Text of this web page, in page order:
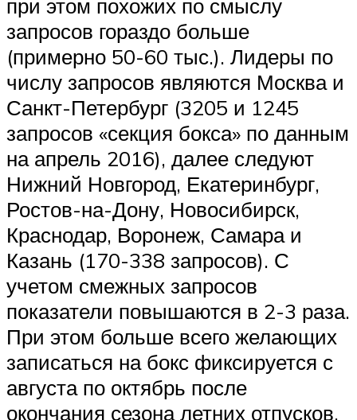
при этом похожих по смыслу
запросов гораздо больше
(примерно 50-60 тыс.). Лидеры по
числу запросов являются Москва и
Санкт-Петербург (3205 и 1245
запросов «секция бокса» по данным
на апрель 2016), далее следуют
Нижний Новгород, Екатеринбург,
Ростов-на-Дону, Новосибирск,
Краснодар, Воронеж, Самара и
Казань (170-338 запросов). С
учетом смежных запросов
показатели повышаются в 2-3 раза.
При этом больше всего желающих
записаться на бокс фиксируется с
августа по октябрь после
окончания сезона летних отпусков.